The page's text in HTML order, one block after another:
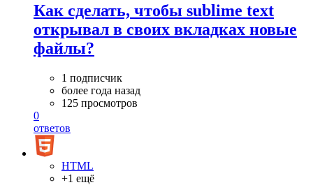
Как сделать, чтобы sublime text
открывал в своих вкладках новые
файлы?
1 подписчик
более года назад
125 просмотров
0
ответов
HTML
+1 ещё